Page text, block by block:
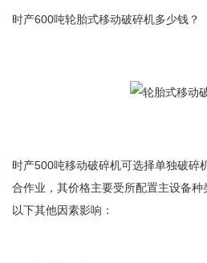
时产600吨轮胎式移动破碎机多少钱？
时产500吨移动破碎机可选择单独破碎
合作业，其价格主要受所配置主设备种
以下其他因素影响：